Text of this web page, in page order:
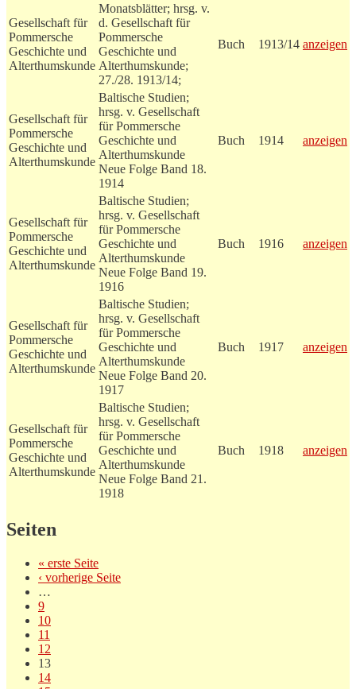
Gesellschaft für
Pommersche
Geschichte und
Alterthumskunde
Monatsblätter; hrsg. v.
d. Gesellschaft für
Pommersche
Geschichte und
Alterthumskunde;
27./28. 1913/14;
Buch 1913/14 anzeigen
Gesellschaft für
Pommersche
Geschichte und
Alterthumskunde
Baltische Studien;
hrsg. v. Gesellschaft
für Pommersche
Geschichte und
Alterthumskunde
Neue Folge Band 18.
1914
Buch 1914 anzeigen
Gesellschaft für
Pommersche
Geschichte und
Alterthumskunde
Baltische Studien;
hrsg. v. Gesellschaft
für Pommersche
Geschichte und
Alterthumskunde
Neue Folge Band 19.
1916
Buch 1916 anzeigen
Gesellschaft für
Pommersche
Geschichte und
Alterthumskunde
Baltische Studien;
hrsg. v. Gesellschaft
für Pommersche
Geschichte und
Alterthumskunde
Neue Folge Band 20.
1917
Buch 1917 anzeigen
Gesellschaft für
Pommersche
Geschichte und
Alterthumskunde
Baltische Studien;
hrsg. v. Gesellschaft
für Pommersche
Geschichte und
Alterthumskunde
Neue Folge Band 21.
1918
Buch 1918 anzeigen
Seiten
« erste Seite
‹ vorherige Seite
…
9
10
11
12
13
14